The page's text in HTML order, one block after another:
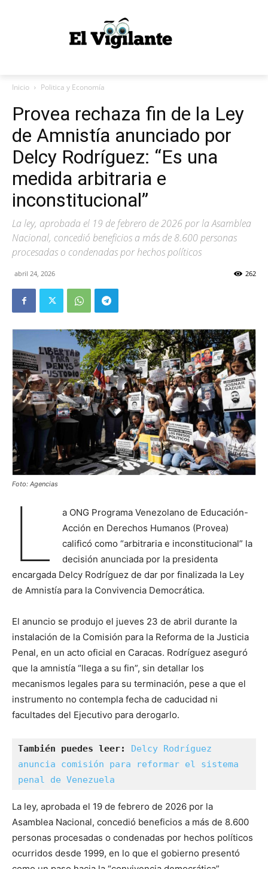
Inicio Politica y Economía
Provea rechaza fin de la Ley
de Amnistía anunciado por
Delcy Rodríguez: “Es una
medida arbitraria e
inconstitucional”
La ley, aprobada el 19 de febrero de 2026 por la Asamblea
Nacional, concedió beneficios a más de 8.600 personas
procesadas o condenadas por hechos políticos
abril 24, 2026 262
Foto: Agencias
L
a ONG Programa Venezolano de Educación-
Acción en Derechos Humanos (Provea)
calificó como “arbitraria e inconstitucional” la
decisión anunciada por la presidenta
encargada Delcy Rodríguez de dar por finalizada la Ley
de Amnistía para la Convivencia Democrática.
El anuncio se produjo el jueves 23 de abril durante la
instalación de la Comisión para la Reforma de la Justicia
Penal, en un acto oficial en Caracas. Rodríguez aseguró
que la amnistía “llega a su fin”, sin detallar los
mecanismos legales para su terminación, pese a que el
instrumento no contempla fecha de caducidad ni
facultades del Ejecutivo para derogarlo.
También puedes leer:
Delcy Rodríguez
anuncia comisión para reformar el sistema
penal de Venezuela
La ley, aprobada el 19 de febrero de 2026 por la
Asamblea Nacional, concedió beneficios a más de 8.600
personas procesadas o condenadas por hechos políticos
ocurridos desde 1999, en lo que el gobierno presentó